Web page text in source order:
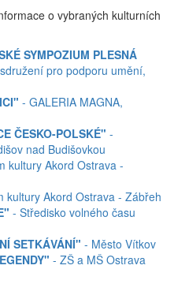
o vybraných kulturních
SYMPOZIUM PLESNÁ
pro podporu umění,
- GALERIA MAGNA,
ČESKO-POLSKÉ" -
nad Budišovkou
kultury Akord Ostrava -
kultury Akord Ostrava - Zábřeh
- Středisko volného času
SETKÁVÁNÍ" - Město Vítkov
- ZŠ a MŠ Ostrava